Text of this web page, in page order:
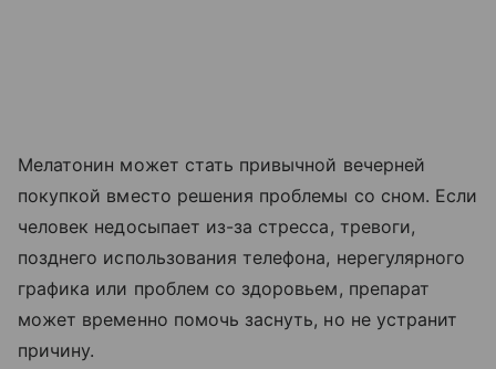
Мелатонин может стать привычной вечерней
покупкой вместо решения проблемы со сном. Если
человек недосыпает из-за стресса, тревоги,
позднего использования телефона, нерегулярного
графика или проблем со здоровьем, препарат
может временно помочь заснуть, но не устранит
причину.